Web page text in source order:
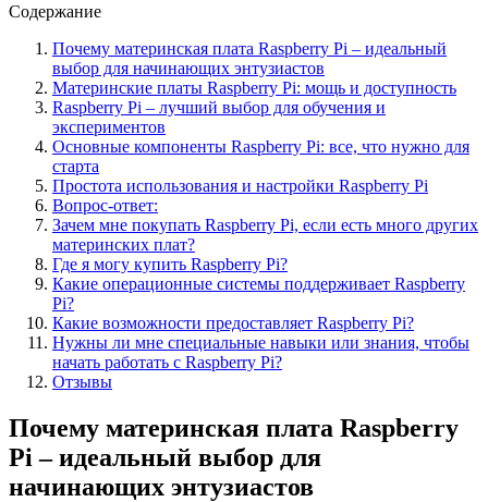
Содержание
Почему материнская плата Raspberry Pi – идеальный
выбор для начинающих энтузиастов
Материнские платы Raspberry Pi: мощь и доступность
Raspberry Pi – лучший выбор для обучения и
экспериментов
Основные компоненты Raspberry Pi: все, что нужно для
старта
Простота использования и настройки Raspberry Pi
Вопрос-ответ:
Зачем мне покупать Raspberry Pi, если есть много других
материнских плат?
Где я могу купить Raspberry Pi?
Какие операционные системы поддерживает Raspberry
Pi?
Какие возможности предоставляет Raspberry Pi?
Нужны ли мне специальные навыки или знания, чтобы
начать работать с Raspberry Pi?
Отзывы
Почему материнская плата Raspberry
Pi – идеальный выбор для
начинающих энтузиастов